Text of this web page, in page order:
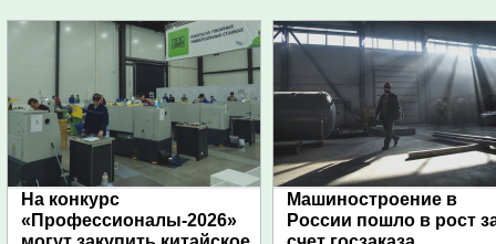
На конкурс
«Профессионалы-2026»
Машиностроение в
России пошло в рост